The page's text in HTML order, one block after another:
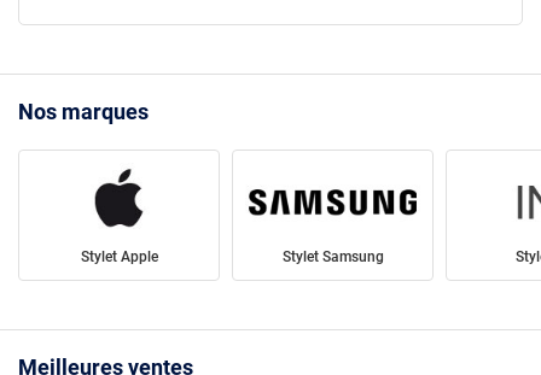
Nos marques
Stylet Apple Stylet Samsung
Meilleures ventes